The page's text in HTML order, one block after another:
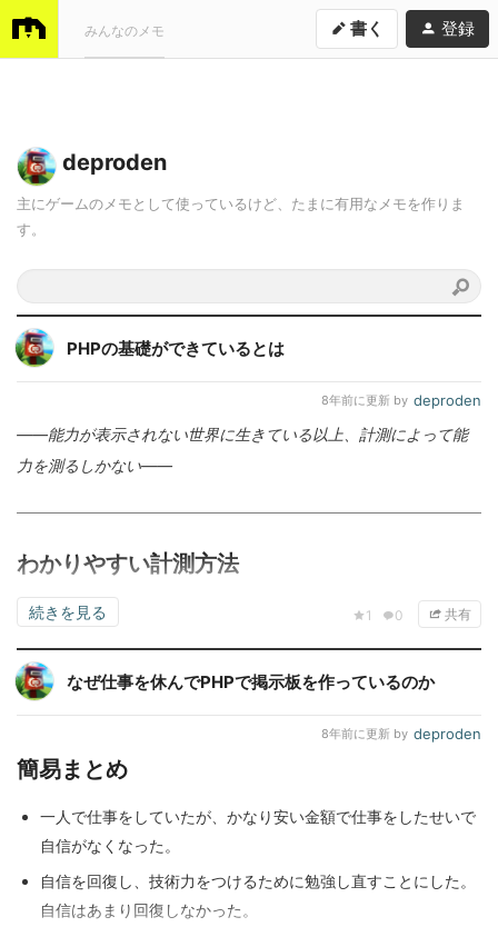
みんなのメモ 書く 登録
deproden
主にゲームのメモとして使っているけど、たまに有用なメモを作りま
す。
PHPの基礎ができているとは
8年前に更新 by deproden
1 0 共有
——能力が表示されない世界に生きている以上、計測によって能
力を測るしかない——
わかりやすい計測方法
続きを見る
なぜ仕事を休んでPHPで掲示板を作っているのか
8年前に更新 by deproden
簡易まとめ
一人で仕事をしていたが、かなり安い金額で仕事をしたせいで
自信がなくなった。
自信を回復し、技術力をつけるために勉強し直すことにした。
自信はあまり回復しなかった。